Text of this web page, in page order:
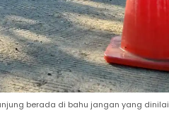
berada di bahu jangan yang dinilai